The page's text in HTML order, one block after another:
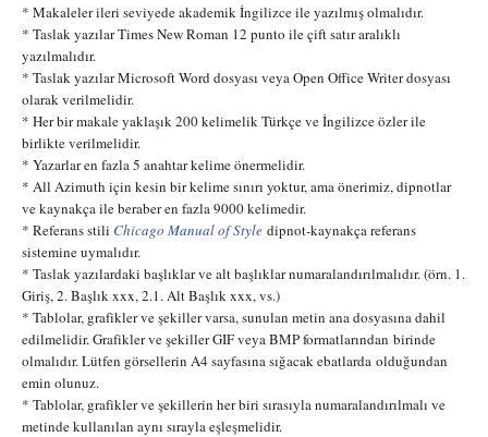
* Makaleler ileri seviyede akademik İngilizce ile yazılmış olmalıdır.
* Taslak yazılar Times New Roman 12 punto ile çift satır aralıklı
yazılmalıdır.
* Taslak yazılar Microsoft Word dosyası veya Open Office Writer dosyası
olarak verilmelidir.
* Her bir makale yaklaşık 200 kelimelik Türkçe ve İngilizce özler ile
birlikte verilmelidir.
* Yazarlar en fazla 5 anahtar kelime önermelidir.
* All Azimuth için kesin bir kelime sınırı yoktur, ama önerimiz, dipnotlar
ve kaynakça ile beraber en fazla 9000 kelimedir.
* Referans stili Chicago Manual of Style dipnot-kaynakça referans
sistemine uymalıdır.
* Taslak yazılardaki başlıklar ve alt başlıklar numaralandırılmalıdır. (örn. 1.
Giriş, 2. Başlık xxx, 2.1. Alt Başlık xxx, vs.)
* Tablolar, grafikler ve şekiller varsa, sunulan metin ana dosyasına dahil
edilmelidir. Grafikler ve şekiller GIF veya BMP formatlarından birinde
olmalıdır. Lütfen görsellerin A4 sayfasına sığacak ebatlarda olduğundan
emin olunuz.
* Tablolar, grafikler ve şekillerin her biri sırasıyla numaralandırılmalı ve
metinde kullanılan aynı sırayla eşleşmelidir.